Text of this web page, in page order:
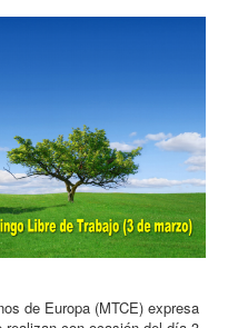
de Europa (MTCE) expresa